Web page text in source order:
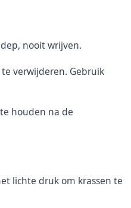
nooit wrijven.
verwijderen. Gebruik
houden na de
lichte druk om krassen te